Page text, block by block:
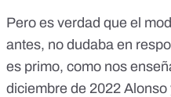
Pero es verdad que el
antes, no dudaba en
es primo, como nos
diciembre de 2022